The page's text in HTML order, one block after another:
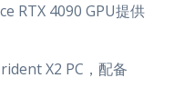
RTX 4090 GPU提供
X2 PC，配备